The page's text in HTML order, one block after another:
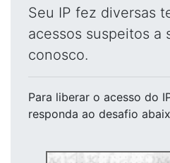
Seu IP fez diversas
acessos suspeitos a
conosco.
Para liberar o acesso do
responda ao desafio